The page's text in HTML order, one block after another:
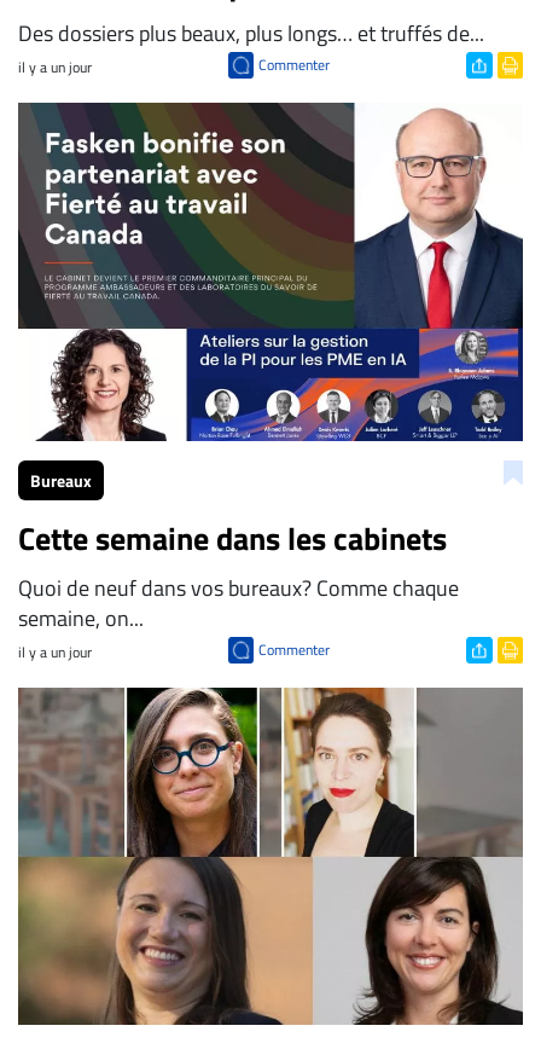
Des dossiers plus beaux, plus longs… et truffés de...
il y a un jour Commenter
Bureaux
Cette semaine dans les cabinets
Quoi de neuf dans vos bureaux? Comme chaque
semaine, on...
il y a un jour Commenter